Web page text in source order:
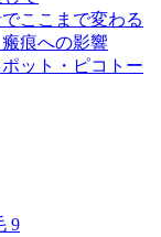
ここまで変わる
痕への影響
ット・ピコトー
9